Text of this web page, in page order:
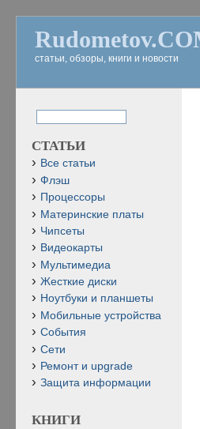
статьи, обзоры, книги и новости
СТАТЬИ
Все статьи
Флэш
Процессоры
Материнские платы
Чипсеты
Видеокарты
Мультимедиа
Жесткие диски
Ноутбуки и планшеты
Мобильные устройства
События
Сети
Ремонт и upgrade
Защита информации
КНИГИ